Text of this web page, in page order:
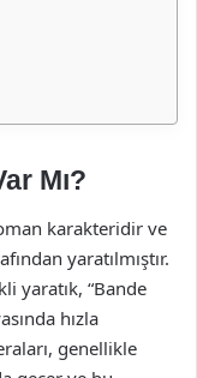
Mı?
karakteridir ve
yaratılmıştır.
yaratık, “Bande
hızla
genellikle